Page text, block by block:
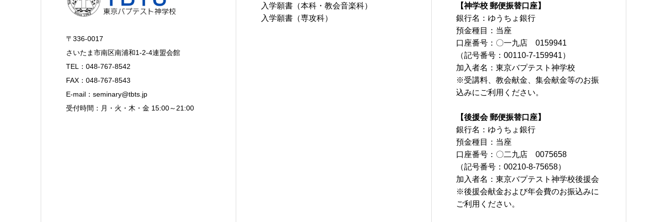
〒336-0017
さいたま市南区南浦和1-2-4連盟会館
TEL：048-767-8542
FAX：048-767-8543
E-mail：seminary@tbts.jp
受付時間：月・火・木・金 15:00～21:00
入学願書（本科・教会音楽科）
入学願書（専攻科）
【神学校 郵便振替口座】
銀行名：ゆうちょ銀行
預金種目：当座
口座番号：〇一九店 0159941
（記号番号：00110-7-159941）
加入者名：東京バプテスト神学校
※受講料、教会献金、集会献金等のお振
込みにご利用ください。
【後援会 郵便振替口座】
銀行名：ゆうちょ銀行
預金種目：当座
口座番号：〇二九店 0075658
（記号番号：00210-8-75658）
加入者名：東京バプテスト神学校後援会
※後援会献金および年会費のお振込みに
ご利用ください。